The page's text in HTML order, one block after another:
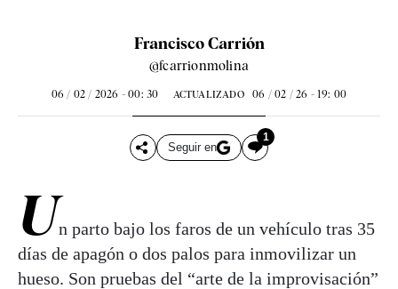
Francisco Carrión
@fcarrionmolina
06 / 02 / 2026 - 00: 30 ACTUALIZADO 06 / 02 / 26 - 19: 00
Seguir en
1
Un parto bajo los faros de un vehículo tras 35
días de apagón o dos palos para inmovilizar un
hueso. Son pruebas del “arte de la improvisación”